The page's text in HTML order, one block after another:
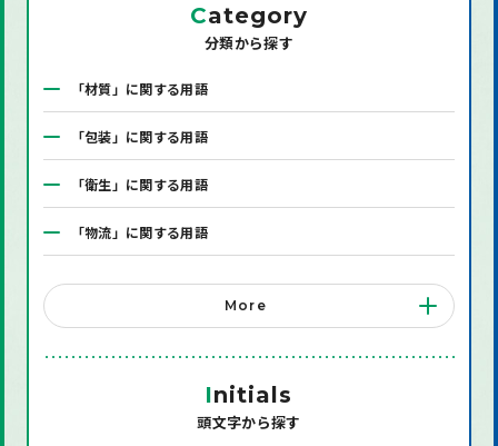
Category
分類から探す
「材質」に関する用語
「包装」に関する用語
「衛生」に関する用語
「物流」に関する用語
「システム」に関する用語
「店舗備品」に関する用語
「環境」に関する用語
More
Initials
頭文字から探す